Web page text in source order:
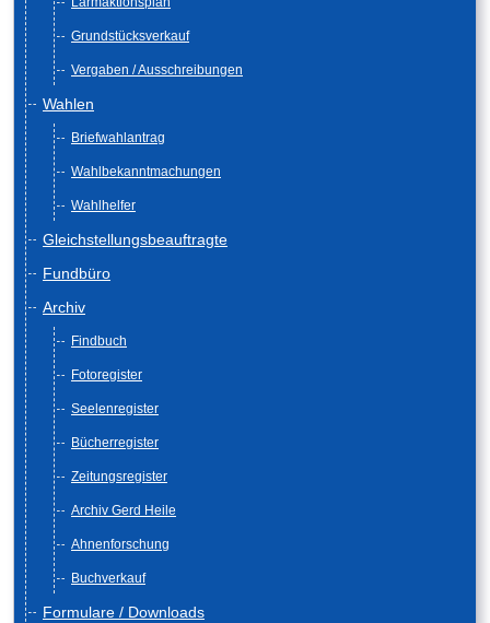
Grundstücksverkauf
Vergaben / Ausschreibungen
Wahlen
Briefwahlantrag
Wahlbekanntmachungen
Wahlhelfer
Gleichstellungsbeauftragte
Fundbüro
Archiv
Findbuch
Fotoregister
Seelenregister
Bücherregister
Zeitungsregister
Archiv Gerd Heile
Ahnenforschung
Buchverkauf
Formulare / Downloads